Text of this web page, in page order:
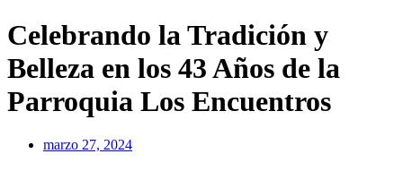
Celebrando la Tradición y
Belleza en los 43 Años de la
Parroquia Los Encuentros
marzo 27, 2024